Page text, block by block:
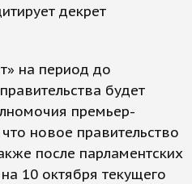
декрет
на период до
будет
премьер-
новое правительство
после парламентских
10 октября текущего